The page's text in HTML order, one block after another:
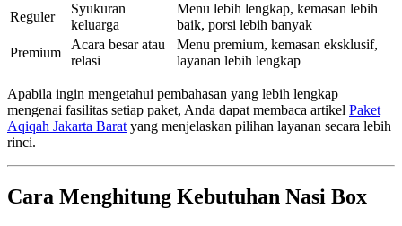
Reguler
Syukuran
keluarga
Menu lebih lengkap, kemasan lebih
baik, porsi lebih banyak
Premium
Acara besar atau
relasi
Menu premium, kemasan eksklusif,
layanan lebih lengkap
Apabila ingin mengetahui pembahasan yang lebih lengkap
mengenai fasilitas setiap paket, Anda dapat membaca artikel Paket
Aqiqah Jakarta Barat yang menjelaskan pilihan layanan secara lebih
rinci.
Cara Menghitung Kebutuhan Nasi Box